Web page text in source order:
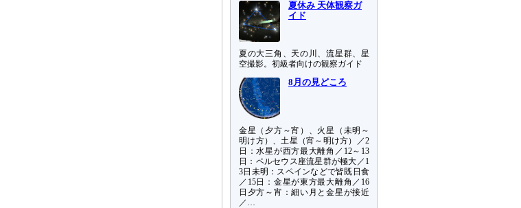
夏休み 天体観察ガ
イド
夏の大三角、天の川、流星群、星
空撮影。初級者向けの観察ガイド
8月の見どころ
金星（夕方～宵）、火星（未明～
明け方）、土星（宵～明け方）／2
日：水星が西方最大離角／12～13
日：ペルセウス座流星群が極大／1
3日未明：スペインなどで皆既日食
／15日：金星が東方最大離角／16
日夕方～宵：細い月と金星が接近
／…